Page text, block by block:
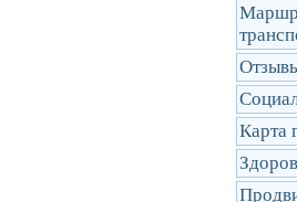
Карта